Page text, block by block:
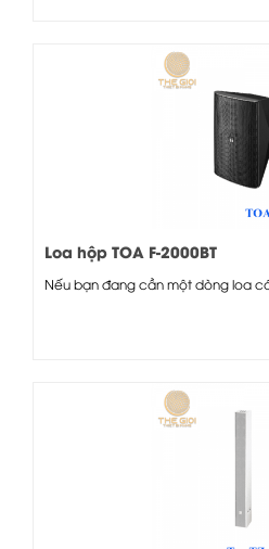
Loa hộp TOA F-2000BT
Nếu bạn đang cần một dòng loa